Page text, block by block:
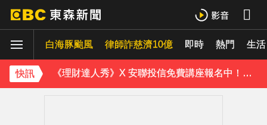
白海豚颱風 律師詐慈濟10億 即時 熱門 生活
快訊
內政部向憲法法庭遞狀 聲請解散統促黨